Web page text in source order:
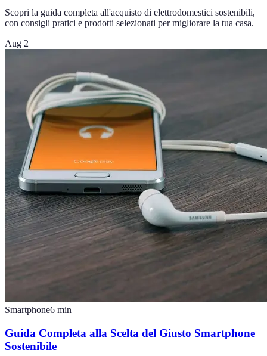
Scopri la guida completa all'acquisto di elettrodomestici sostenibili,
con consigli pratici e prodotti selezionati per migliorare la tua casa.
Aug 2
Smartphone6 min
Guida Completa alla Scelta del Giusto Smartphone
Sostenibile